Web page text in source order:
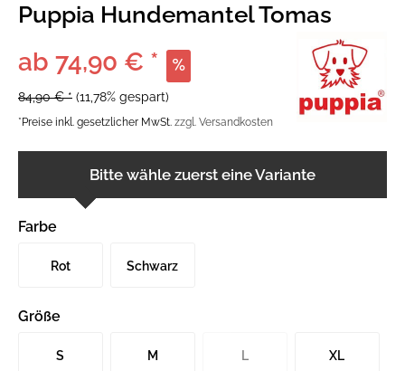
Puppia Hundemantel Tomas
ab 74,90 € *
84,90 € * (11,78% gespart)
*Preise inkl. gesetzlicher MwSt. zzgl. Versandkosten
Bitte wähle zuerst eine Variante
Farbe
Rot Schwarz
Größe
S M L XL